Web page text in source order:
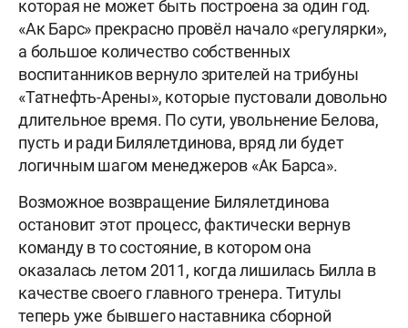
которая не может быть построена за один год.
«Ак Барс» прекрасно провёл начало «регулярки»,
а большое количество собственных
воспитанников вернуло зрителей на трибуны
«Татнефть-Арены», которые пустовали довольно
длительное время. По сути, увольнение Белова,
пусть и ради Билялетдинова, вряд ли будет
логичным шагом менеджеров «Ак Барса».
Возможное возвращение Билялетдинова
остановит этот процесс, фактически вернув
команду в то состояние, в котором она
оказалась летом 2011, когда лишилась Билла в
качестве своего главного тренера. Титулы
теперь уже бывшего наставника сборной